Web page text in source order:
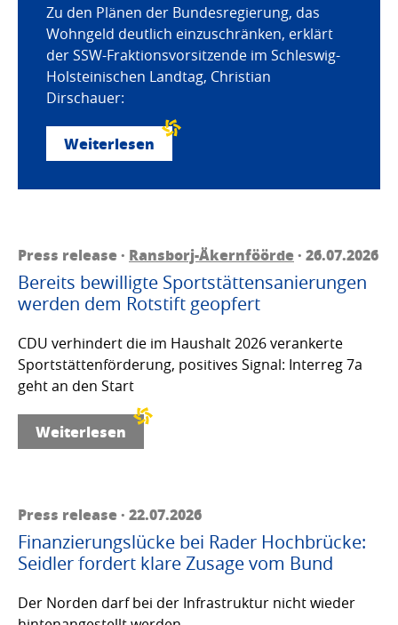
Zu den Plänen der Bundesregierung, das
Wohngeld deutlich einzuschränken, erklärt
der SSW-Fraktionsvorsitzende im Schleswig-
Holsteinischen Landtag, Christian
Dirschauer:
Weiterlesen
Press release · Ransborj-Äkernföörde· 26.07.2026
Bereits bewilligte Sportstättensanierungen
werden dem Rotstift geopfert
CDU verhindert die im Haushalt 2026 verankerte
Sportstättenförderung, positives Signal: Interreg 7a
geht an den Start
Weiterlesen
Press release · 22.07.2026
Finanzierungslücke bei Rader Hochbrücke:
Seidler fordert klare Zusage vom Bund
Der Norden darf bei der Infrastruktur nicht wieder